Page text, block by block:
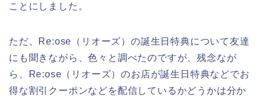
ことにしました。
ただ、Re:ose（リオーズ）の誕生日特典について友達
にも聞きながら、色々と調べたのですが、残念なが
ら、Re:ose（リオーズ）のお店が誕生日特典などでお
得な割引クーポンなどを配信しているかどうかは分か